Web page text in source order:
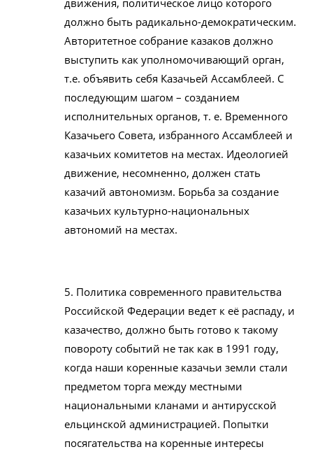
движения, политическое лицо которого
должно быть радикально-демократическим.
Авторитетное собрание казаков должно
выступить как уполномочивающий орган,
т.е. объявить себя Казачьей Ассамблеей. С
последующим шагом – созданием
исполнительных органов, т. е. Временного
Казачьего Совета, избранного Ассамблеей и
казачьих комитетов на местах. Идеологией
движение, несомненно, должен стать
казачий автономизм. Борьба за создание
казачьих культурно-национальных
автономий на местах.
5. Политика современного правительства
Российской Федерации ведет к её распаду, и
казачество, должно быть готово к такому
повороту событий не так как в 1991 году,
когда наши коренные казачьи земли стали
предметом торга между местными
национальными кланами и антирусской
ельцинской администрацией. Попытки
посягательства на коренные интересы